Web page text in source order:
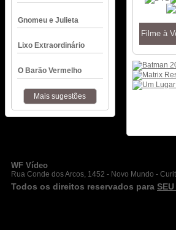
Gnomeu e Julieta
Lixo Extraordinário
O Barão Vermelho
Mais sugestões
Filme à
WF Vídeo
Rua Conde dos Arcos, 1452 - Novo Mundo -
Todos os direitos reservados para